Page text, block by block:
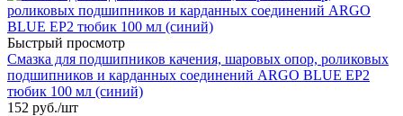
Быстрый просмотр
Смазка для подшипников качения, шаровых опор, роликовых
подшипников и карданных соединений ARGO BLUE EP2
тюбик 100 мл (синий)
152 руб./шт